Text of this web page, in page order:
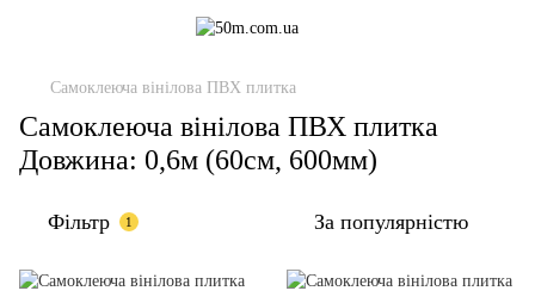
Самоклеюча вінілова ПВХ плитка
Самоклеюча вінілова ПВХ плитка
Довжина: 0,6м (60см, 600мм)
Фільтр 1 За популярністю